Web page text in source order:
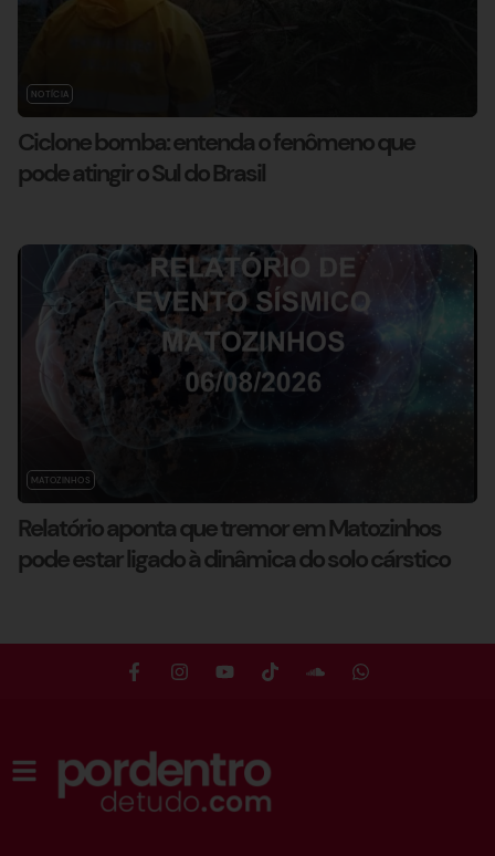
NOTÍCIA
Ciclone bomba: entenda o fenômeno que
pode atingir o Sul do Brasil
MATOZINHOS
Relatório aponta que tremor em Matozinhos
pode estar ligado à dinâmica do solo cárstico